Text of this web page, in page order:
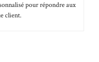
pour répondre aux
client.